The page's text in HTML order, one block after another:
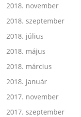
2018. november
2018. szeptember
2018. július
2018. május
2018. március
2018. január
2017. november
2017. szeptember